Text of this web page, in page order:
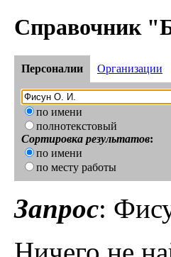
Справочник
Персоналии Организации
по имени
полнотекстовый
Сортировка результатов:
по имени
по месту работы
Запрос: